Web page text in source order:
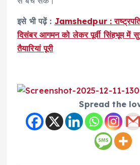
इसे भी पढ़ें : Jamshedpur : राष्ट्रपति
दिसंबर आगमन को लेकर पूर्वी सिंहभूम में
तैयारियां पूरी
Spread the